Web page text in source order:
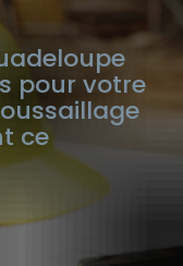
pour votre
ce